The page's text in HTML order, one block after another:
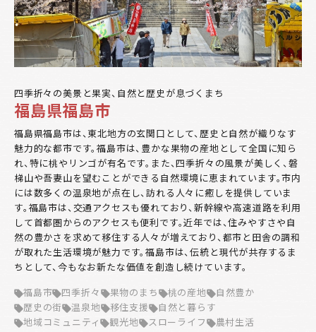
四季折々の美景と果実、自然と歴史が息づくまち
福島県福島市
福島県福島市は、東北地方の玄関口として、歴史と自然が織りなす
魅力的な都市です。福島市は、豊かな果物の産地として全国に知ら
れ、特に桃やリンゴが有名です。また、四季折々の風景が美しく、磐
梯山や吾妻山を望むことができる自然環境に恵まれています。市内
には数多くの温泉地が点在し、訪れる人々に癒しを提供していま
す。福島市は、交通アクセスも優れており、新幹線や高速道路を利用
して首都圏からのアクセスも便利です。近年では、住みやすさや自
然の豊かさを求めて移住する人々が増えており、都市と田舎の調和
が取れた生活環境が魅力です。福島市は、伝統と現代が共存するま
ちとして、今もなお新たな価値を創造し続けています。
福島市
四季折々 果物のまち 桃の産地
自然豊か
歴史の街
温泉地 移住支援
自然と暮らす
地域コミュニティ
観光地 スローライフ
農村生活